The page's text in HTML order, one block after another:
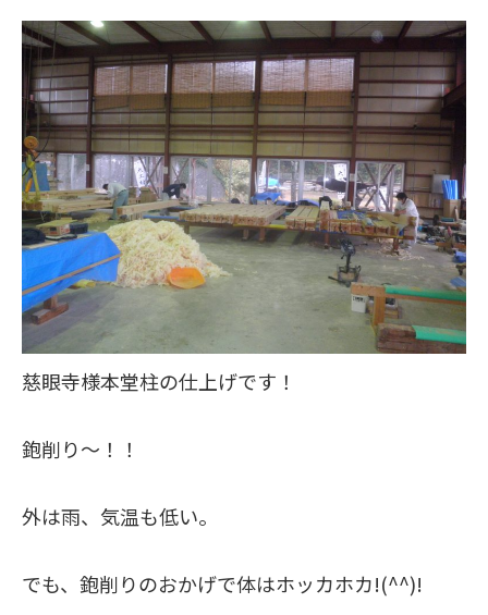
慈眼寺様本堂柱の仕上げです！
鉋削り～！！
外は雨、気温も低い。
でも、鉋削りのおかげで体はホッカホカ!(^^)!